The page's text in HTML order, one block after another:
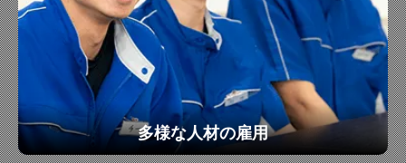
多様な人材の雇用